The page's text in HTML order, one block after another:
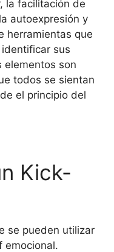
la facilitación de
autoexpresión y
herramientas que
sus
elementos son
todos se sientan
el principio del
Kick-
se pueden utilizar
emocional.